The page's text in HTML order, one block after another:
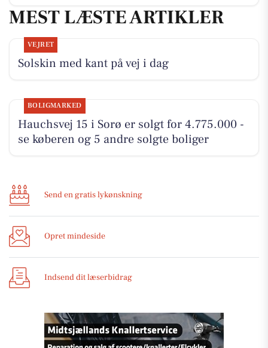
MEST LÆSTE ARTIKLER
VEJRET
Solskin med kant på vej i dag
BOLIGMARKED
Hauchsvej 15 i Sorø er solgt for 4.775.000 -
se køberen og 5 andre solgte boliger
Send en gratis lykønskning
Opret mindeside
Indsend dit læserbidrag